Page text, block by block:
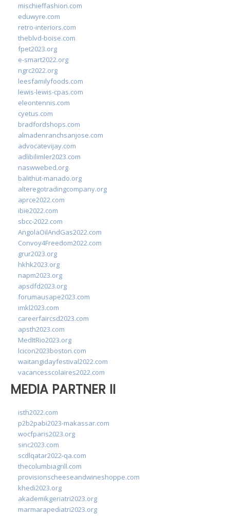
mischieffashion.com
eduwyre.com
retro-interiors.com
theblvd-boise.com
fpet2023.org
e-smart2022.org
ngrc2022.org
leesfamilyfoods.com
lewis-lewis-cpas.com
eleontennis.com
cyetus.com
bradfordshops.com
almadenranchsanjose.com
advocatevijay.com
adlibilimler2023.com
naswwebed.org
balithut-manado.org
alteregotradingcompany.org
aprce2022.com
ibie2022.com
sbcc-2022.com
AngolaOilAndGas2022.com
Convoy4Freedom2022.com
grur2023.org
hkhk2023.org
napm2023.org
apsdfd2023.org
forumausape2023.com
imkl2023.com
careerfaircsd2023.com
apsth2023.com
MedItRio2023.org
lcicon2023boston.com
waitangidayfestival2022.com
vacancesscolaires2022.com
MEDIA PARTNER II
isth2022.com
p2b2pabi2023-makassar.com
wocfparis2023.org
sinc2023.com
scdlqatar2022-qa.com
thecolumbiagrill.com
provisionscheeseandwineshoppe.com
khedi2023.org
akademikgeriatri2023.org
marmarapediatri2023.org